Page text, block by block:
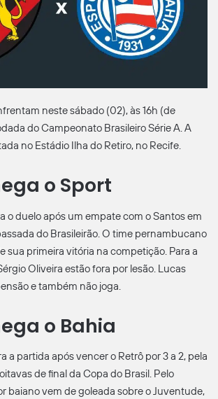
neste sábado (02), às 16h (de
do Campeonato Brasileiro Série A. A
no Estádio Ilha do Retiro, no Recife.
o Sport
o duelo após um empate com o Santos em
do Brasileirão. O time pernambucano
sua primeira vitória na competição. Para a
Oliveira estão fora por lesão. Lucas
e também não joga.
o Bahia
a partida após vencer o Retrô por 3 a 2, pela
de final da Copa do Brasil. Pelo
baiano vem de goleada sobre o Juventude,